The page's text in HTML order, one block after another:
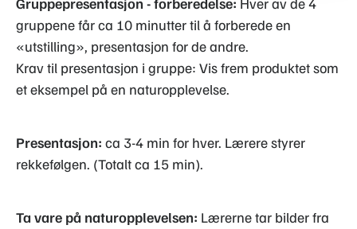
gruppene får ca 10 minutter til å forberede en
«utstilling», presentasjon for de andre.
Krav til presentasjon i gruppe: Vis frem produktet som
et eksempel på en naturopplevelse.
Presentasjon: ca 3-4 min for hver. Lærere styrer
rekkefølgen. (Totalt ca 15 min).
Ta vare på naturopplevelsen: Lærerne tar bilder fra